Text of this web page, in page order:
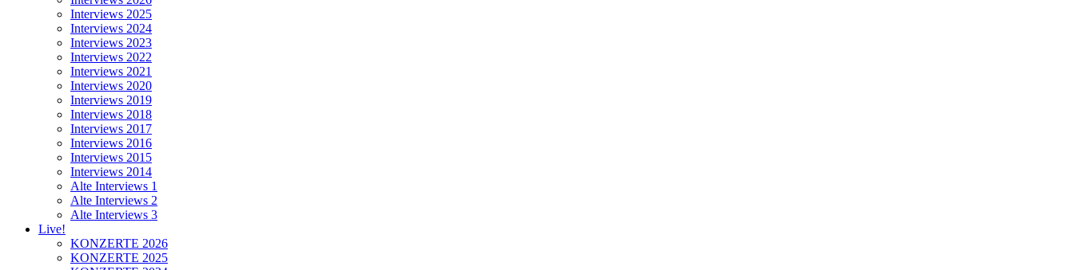
Interviews 2025
Interviews 2024
Interviews 2023
Interviews 2022
Interviews 2021
Interviews 2020
Interviews 2019
Interviews 2018
Interviews 2017
Interviews 2016
Interviews 2015
Interviews 2014
Alte Interviews 1
Alte Interviews 2
Alte Interviews 3
Live!
KONZERTE 2026
KONZERTE 2025